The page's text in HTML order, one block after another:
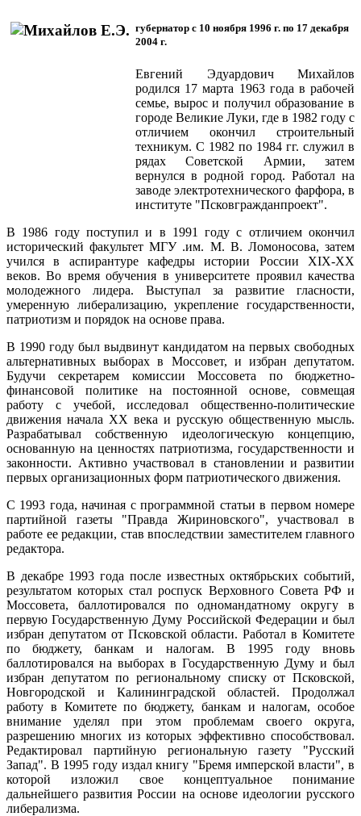
губернатор с 10 ноября 1996 г. по 17 декабря
2004 г.
Евгений Эдуардович Михайлов
родился 17 марта 1963 года в рабо­чей
семье, вырос и получил обра­зование в
городе Великие Луки, где в 1982 году с
отличием окончил строительный
техникум. С 1982 по 1984 гг. служил в
рядах Советской Армии, затем
вернулся в родной город. Работал на
заводе электротехнического фарфора, в
институте "Псковгражданпроект".
В 1986 году поступил и в 1991 году с отличием окончил
исторический факультет МГУ .им. М. В. Ломоносова, за­тем
учился в аспирантуре кафедры истории России XIX-XX
веков. Во время обучения в университете проявил качества
молодежного лидера. Выступал за развитие гласности,
умеренную либерализацию, укрепление госу­дарственности,
патриотизм и порядок на основе права.
В 1990 году был выдвинут кандидатом на первых свободных
альтернативных выборах в Моссовет, и избран депутатом.
Будучи секретарем комиссии Моссовета по бюджетно-
финансовой политике на постоянной основе, совмещая
работу с учебой, исследовал общественно-по­литические
движения начала XX века и русскую общест­венную мысль.
Разрабатывал собственную идеологичес­кую концепцию,
основанную на ценностях патриотизма, государственности и
законности. Активно участвовал в становлении и развитии
первых организационных форм патриотического движения.
С 1993 года, начиная с программной статьи в первом номере
партийной газеты "Правда Жириновского", участ­вовал в
работе ее редакции, став впоследствии заместителем главного
редактора.
В декабре 1993 года после известных октябрьских со­бытий,
результатом которых стал роспуск Верховного Совета РФ и
Моссовета, баллотировался по одноман­датному округу в
первую Государственную Думу Российской Федерации и был
избран депутатом от Псковской области. Работал в Комитете
по бюджету, банкам и нало­гам. В 1995 году вновь
баллотировался на выборах в Го­сударственную Думу и был
избран депутатом по регио­нальному списку от Псковской,
Новгородской и Калинин­градской областей. Продолжал
работу в Комитете по бюджету, банкам и налогам, особое
внимание уделял при этом проблемам своего округа,
разрешению многих из которых эффективно способствовал.
Редактировал пар­тийную региональную газету "Русский
Запад". В 1995 году издал книгу "Бремя имперской власти", в
которой из­ложил свое концептуальное понимание
дальнейшего развития России на основе идеологии русского
либера­лизма.